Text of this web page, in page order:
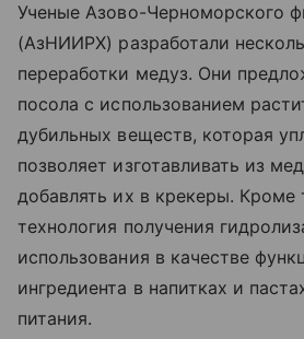
Ученые Азово-Черноморского
(АзНИИРХ) разработали
переработки медуз. Они
посола с использованием
дубильных веществ, которая
позволяет изготавливать из
добавлять их в крекеры. Кроме
технология получения
использования в качестве
ингредиента в напитках и
питания.